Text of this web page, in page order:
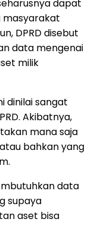
dapat
masyarakat
DPRD disebut
data mengenai
milik
dinilai sangat
Akibatnya,
mana saja
bahkan yang
data
supaya
aset bisa